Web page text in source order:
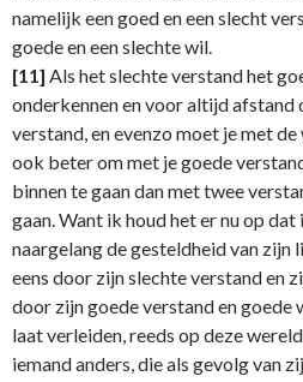
namelijk een goed en een slecht
goede en een slechte wil.
[11] Als het slechte verstand het
onderkennen en voor altijd afstand
verstand, en evenzo moet je met
ook beter om met je goede
binnen te gaan dan met twee
gaan. Want ik houd het er nu op dat
naargelang de gesteldheid van zijn
eens door zijn slechte verstand en
door zijn goede verstand en goede
laat verleiden, reeds op deze
iemand anders, die als gevolg van